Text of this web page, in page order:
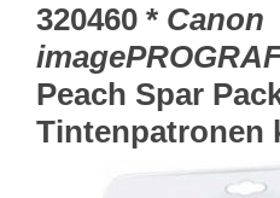
320460 * Canon
Peach Spar
Tintenpatronen